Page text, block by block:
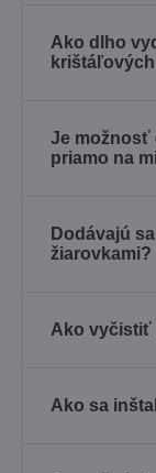
Ako dlho
Je možnosť
priamo na
Dodávajú
žiarovkami?
Ako vyčistiť
Ako sa